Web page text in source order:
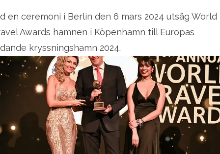
en ceremoni i Berlin den 6 mars 2024 utsåg World
Awards hamnen i Köpenhamn till Europas
kryssningshamn 2024.